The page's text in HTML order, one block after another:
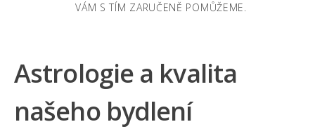
VÁM S TÍM ZARUČENĚ POMŮŽEME.
Astrologie a kvalita
našeho bydlení